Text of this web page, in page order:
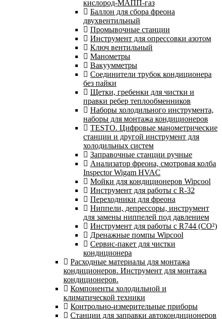
кислород-МАПП-газ
Баллон для сбора фреона
двухвентильный
Промывочные станции
Инструмент для опрессовки азотом
Ключ вентильный
Манометры
Вакуумметры
Соединители трубок кондиционера
без пайки
Щетки, гребенки для чистки и
правки ребер теплообменников
Наборы холодильного инструмента,
наборы для монтажа кондиционеров
TESTO. Цифровые манометрические
станции и другой инструмент для
холодильных систем
Заправочные станции ручные
Анализатор фреона, смотровая колба
Inspector Wigam HVAC
Мойки для кондиционеров Wipcool
Инструмент для работы с R-32
Переходники для фреона
Ниппели, депрессоры, инструмент
для замены ниппелей под давлением
Инструмент для работы с R744 (CO²)
Дренажные помпы Wipcool
Сервис-пакет для чистки
кондиционера
Расходные материалы для монтажа
кондиционеров. Инструмент для монтажа
кондиционеров.
Компоненты холодильной и
климатической техники
Контрольно-измерительные приборы
Станции для заправки автокондиционеров